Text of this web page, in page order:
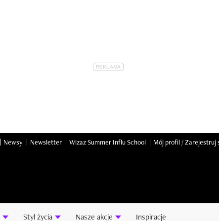
Newsy Newsletter Wizaz Summer Influ School Mój profil / Zarejestruj
Styl życia Nasze akcje Inspiracje